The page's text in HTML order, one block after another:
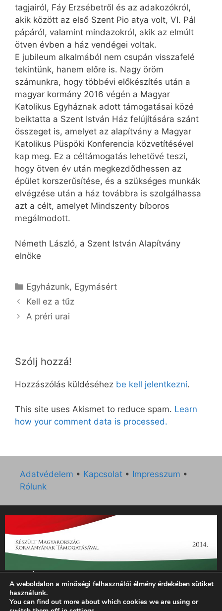
tagjairól, Fáy Erzsébetről és az adakozókról,
akik között az első Szent Pio atya volt, VI. Pál
pápáról, valamint mindazokról, akik az elmúlt
ötven évben a ház vendégei voltak.
E jubileum alkalmából nem csupán visszafelé
tekintünk, hanem előre is. Nagy öröm
számunkra, hogy többévi előkészítés után a
magyar kormány 2016 végén a Magyar
Katolikus Egyháznak adott támogatásai közé
beiktatta a Szent István Ház felújítására szánt
összeget is, amelyet az alapítvány a Magyar
Katolikus Püspöki Konferencia közvetítésével
kap meg. Ez a céltámogatás lehetővé teszi,
hogy ötven év után megkezdődhessen az
épület korszerűsítése, és a szükséges munkák
elvégzése után a ház továbbra is szolgálhassa
azt a célt, amelyet Mindszenty bíboros
megálmodott.
Németh László, a Szent István Alapítvány
elnöke
Kategória
Egyházunk, Egymásért
Kell ez a tűz
A préri urai
Szólj hozzá!
Hozzászólás küldéséhez be kell jelentkezni.
This site uses Akismet to reduce spam. Learn
how your comment data is processed.
Adatvédelem • Kapcsolat • Impresszum •
Rólunk
„Az Új Ember katolikus hetilap 2014. évi működésének
támogatását az EGYH-KCP-14-P-0121 sz. támogatási
szerződés keretében 3 000 000 Ft összegben támogatta az
Emberi Erőforrások Minisztériuma.”
A weboldalon a minőségi felhasználói élmény érdekében sütiket
használunk.
You can find out more about which cookies we are using or